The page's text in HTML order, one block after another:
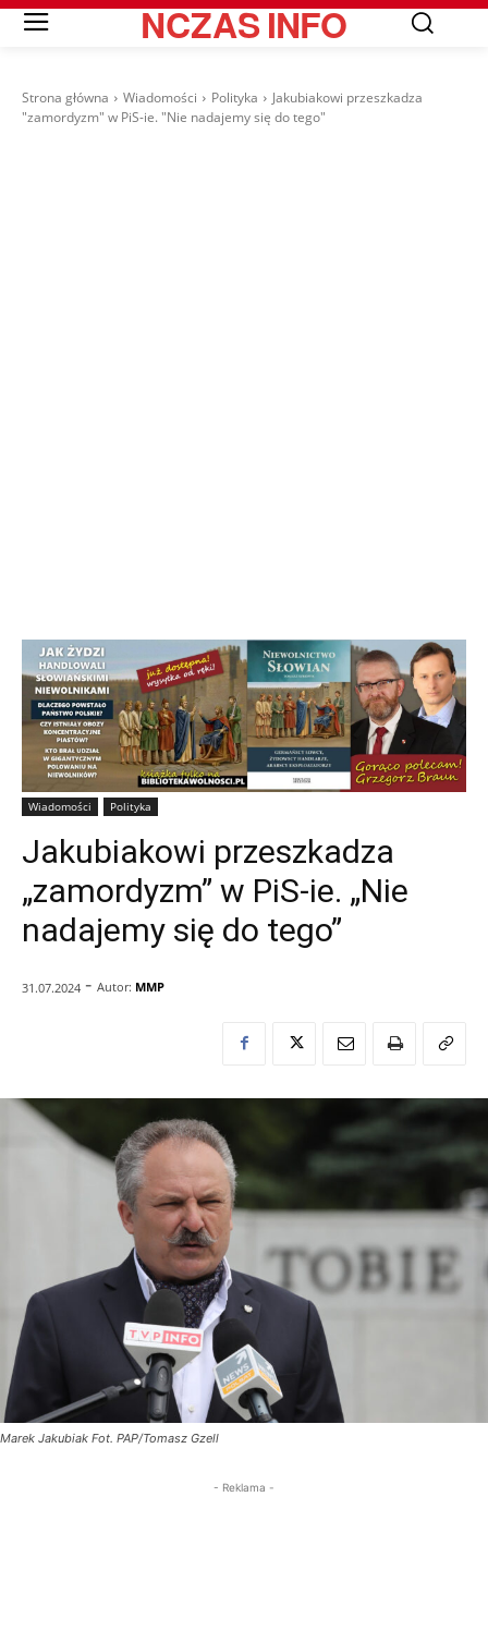
NCZASINFO
Strona główna Wiadomości Polityka
Jakubiakowi przeszkadza
"zamordyzm" w PiS-ie. "Nie nadajemy się do tego"
Wiadomości Polityka
Jakubiakowi przeszkadza
„zamordyzm” w PiS-ie. „Nie
nadajemy się do tego”
31.07.2024 - Autor: MMP
Marek Jakubiak Fot. PAP/Tomasz Gzell
- Reklama -